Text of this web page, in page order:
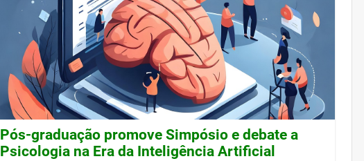
Pós-graduação promove Simpósio e debate a
Psicologia na Era da Inteligência Artificial